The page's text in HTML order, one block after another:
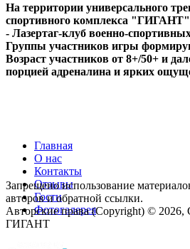
На территории универсального
спортивного комплекса
- Лазертаг-клуб военно-
Группы участников игры
Возраст участников от 8+/50+ и
порцией адреналина и ярких
Главная
О нас
Контакты
Отзывы
Гости
Фотогалерея
Запрещено использование
авторов и обратной ссылки.
Авторские права (Copyright) ©
ГИГАНТ